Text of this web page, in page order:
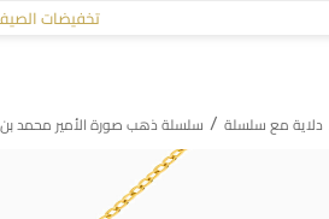
تخفيضات
دلاية مع سلسلة / سلسلة ذهب صورة الأمير محمد بن سلمان عيار 18 قيراط